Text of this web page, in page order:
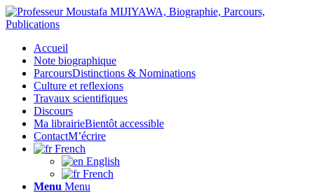
Accueil
Note biographique
ParcoursDistinctions & Nominations
Culture et reflexions
Travaux scientifiques
Discours
Ma librairieBientôt accessible
ContactM’écrire
French
English
French
Menu Menu